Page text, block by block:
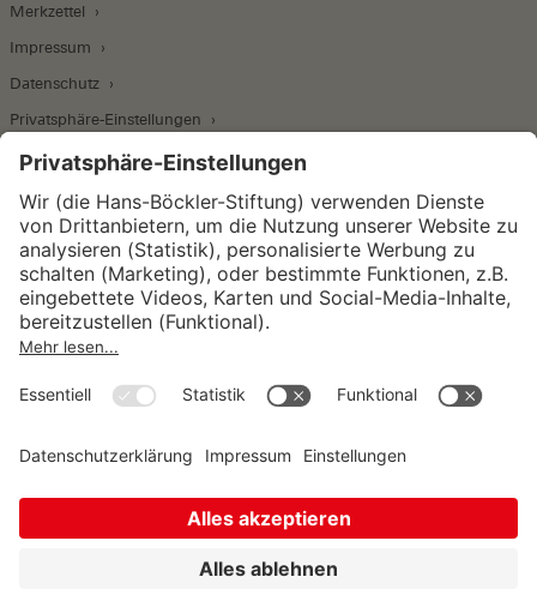
Merkzettel
Impressum
Datenschutz
Privatsphäre-Einstellungen
Wirtschafts- und Sozialwissenschaftliches Institut
Institut für Makroökonomie und
Konjunkturforschung
Unternehmensführung
Sozialrecht